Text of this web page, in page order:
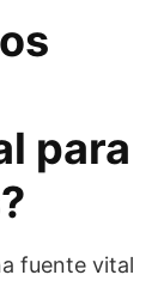
para
fuente vital